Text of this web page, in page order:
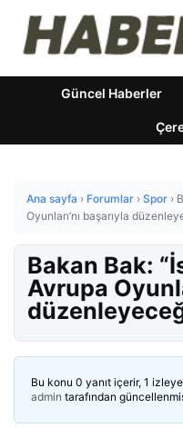
Güncel Haberler
Ana sayfa › Forumlar › Spor ›
Oyunları’nı başarıyla
Bakan Bak:
Avrupa
Bu konu 0 yanıt içerir, 1
admin tarafından